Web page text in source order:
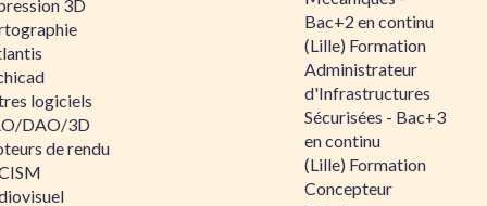
3D
logiciels
DAO/3D
de rendu
Bac+2 en continu
(Lille) Formation
Administrateur
d'Infrastructures
Sécurisées - Bac+3
en continu
(Lille) Formation
Concepteur